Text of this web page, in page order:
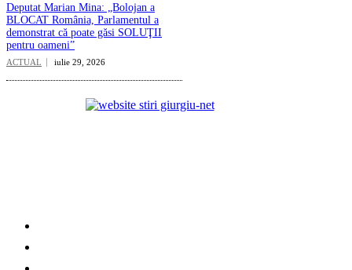
Deputat Marian Mina: „Bolojan a
BLOCAT România, Parlamentul a
demonstrat că poate găsi SOLUŢII
pentru oameni”
ACTUAL iulie 29, 2026